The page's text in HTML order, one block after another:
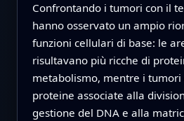
Confrontando i tumori con il
hanno osservato un ampio
funzioni cellulari di base: le
risultavano più ricche di
metabolismo, mentre i
proteine associate alla
gestione del DNA e alla